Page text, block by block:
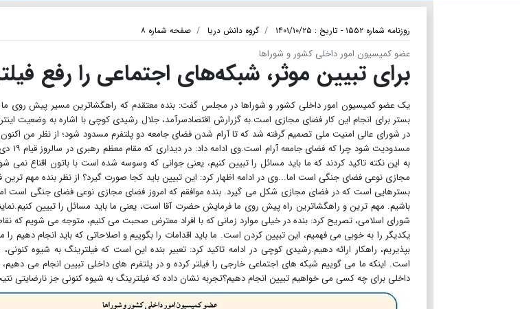
روزنامه شماره ۱۵۵۲ - تاریخ : ۱۴۰۱/۱۰/۲۵ گروه دانش دریا صفحه شماره ۸
عضو کمیسیون امور داخلی کشور و شوراها
برای تبیین موثر، شبکه‌های اجتماعی را رفع
یک عضو کمیسیون امور داخلی کشور و شوراها در مجلس گفت: بنده معتقدم که راهگشاترین مسیر پیش روی
بستر برای انجام این کار فضای مجازی است.به گزرارش اقتصادسرآمد، جلال رشیدی کوچی با اشاره به وضعیت
در شورای عالی امنیت ملی تصمیم گرفته شد که تا آرام شدن فضای جامعه دو پلتفرم مسدود شود؛ از نظر من
مسدودیت
به این نکته تاکید کردند که ما باید مسائل را تبیین کنیم، یعنی جوانی که وسوسه شده است با باتون اقناع نمی
مجازی نوعی فضای جنگی است اما...وی در ادامه اظهار کرد: این تبیین باید کجا صورت گیرد؟ از نظر بنده مهم ترین
بسترهایی است که در فضای مجازی شکل می گیرد. بنده موافقم که امروز فضای مجازی نوعی فضای جنگی است اما
باشیم. مهم ترین و راهگشاترین راه پیش روی ما فرمایش حضرت آقا است، یعنی ما باید مسائل را تبیین
شورای اسلامی، تصریح کرد: بنده در خیلی موارد زمانی که با افراد معترض صحبت می کنیم، متوجه می شویم که
یکدیگر را به خوبی می فهمیم، این تبیین کردن است. ما باید اقدامات را بگوییم و اصلاحاتی که باید انجام دهیم
بپذیریم، راهکار ارائه دهیم.رشیدی کوچی در ادامه تاکید کرد: تعبیر بنده این است که فیلترینگ به شیوه
است. اینکه ما می گوییم شبکه های اجتماعی خارجی را فیلتر کرده و در پلتفرم های داخلی تبیین انجام می
داخلی برای چه کسی می خواهیم تبیین انجام دهیم؟تجربه نشان داده که فیلترینگ به شیوه کنونی جز نارضایتی